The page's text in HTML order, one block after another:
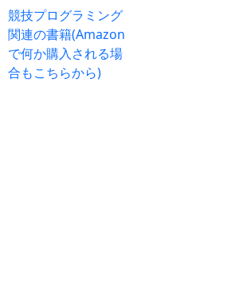
競技プログラミング
関連の書籍(Amazon
で何か購入される場
合もこちらから)